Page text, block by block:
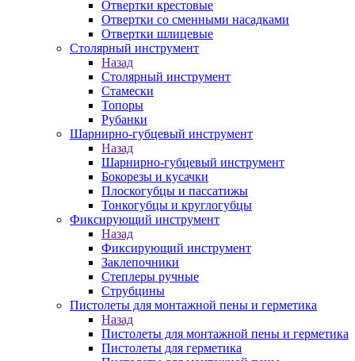
Отвертки крестовые
Отвертки со сменными насадками
Отвертки шлицевые
Столярный инструмент
Назад
Столярный инструмент
Стамески
Топоры
Рубанки
Шарнирно-губцевый инструмент
Назад
Шарнирно-губцевый инструмент
Бокорезы и кусачки
Плоскогубцы и пассатижы
Тонкогубцы и круглогубцы
Фиксирующий инструмент
Назад
Фиксирующий инструмент
Заклепочники
Степлеры ручные
Струбцины
Пистолеты для монтажной пены и герметика
Назад
Пистолеты для монтажной пены и герметика
Пистолеты для герметика